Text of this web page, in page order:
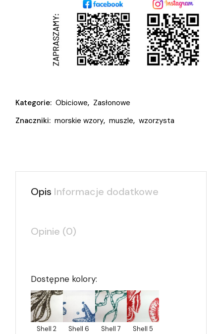
Kategorie: Obiciowe, Zasłonowe
Znaczniki: morskie wzory, muszle, wzorzysta
Opis Informacje dodatkowe
Opinie (0)
Dostępne kolory:
Shell 2 Shell 6 Shell 7 Shell 5